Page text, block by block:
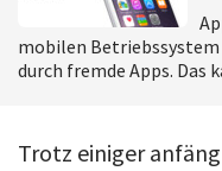
mobilen Betriebssystem
durch fremde Apps. Das
Trotz einiger